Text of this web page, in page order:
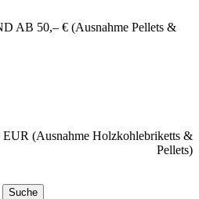
AB 50,– € (Ausnahme Pellets &
EUR (Ausnahme Holzkohlebriketts &
Pellets)
Suche